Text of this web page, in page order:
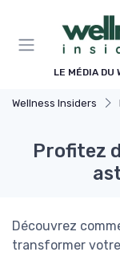
LE MÉDIA DU
Wellness Insiders
Profitez
Découvrez
transformer